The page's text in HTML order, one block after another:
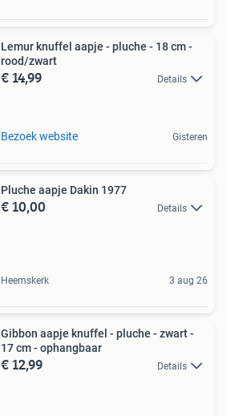
Lemur knuffel aapje - pluche - 18 cm -
rood/zwart
€ 14,99 Details
Bezoek website Gisteren
Pluche aapje Dakin 1977
€ 10,00 Details
Heemskerk 3 aug 26
Gibbon aapje knuffel - pluche - zwart -
17 cm - ophangbaar
€ 12,99 Details